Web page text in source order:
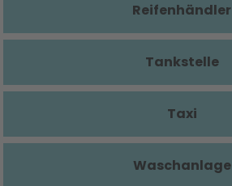
Reifenhändler
Tankstelle
Taxi
Waschanlage